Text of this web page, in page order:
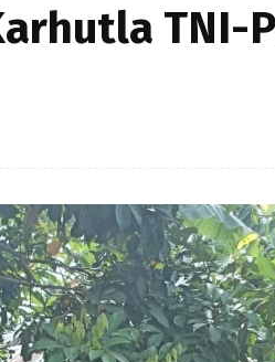
TNI-